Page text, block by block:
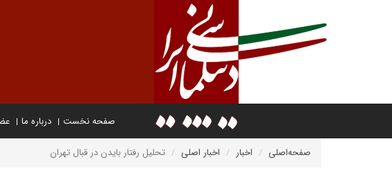
صفحه نخست درباره ما
صفحه‌اصلی اخبار اخبار اصلی تحلیل رفتار بایدن در قبال تهران